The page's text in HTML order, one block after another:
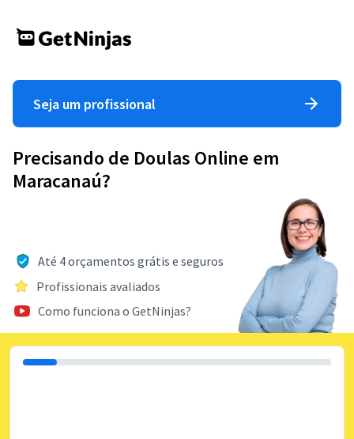
Seja um profissional
Precisando de Doulas Online em
Maracanaú?
Até 4 orçamentos grátis e seguros
Profissionais avaliados
Como funciona o GetNinjas?